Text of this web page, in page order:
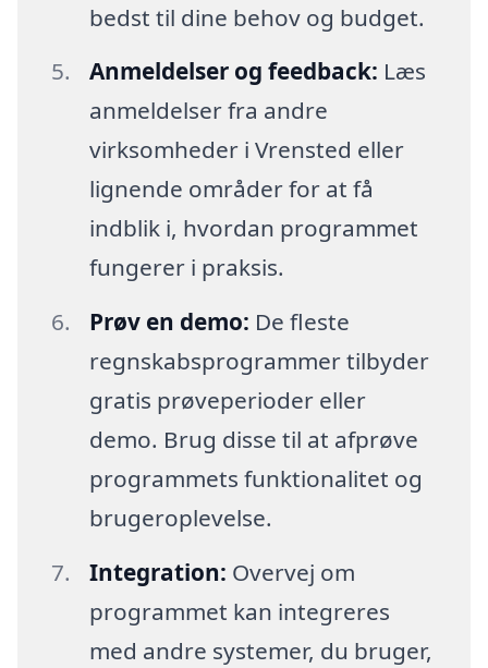
bedst til dine behov og budget.
Anmeldelser og feedback: Læs
anmeldelser fra andre
virksomheder i Vrensted eller
lignende områder for at få
indblik i, hvordan programmet
fungerer i praksis.
Prøv en demo: De fleste
regnskabsprogrammer tilbyder
gratis prøveperioder eller
demo. Brug disse til at afprøve
programmets funktionalitet og
brugeroplevelse.
Integration: Overvej om
programmet kan integreres
med andre systemer, du bruger,